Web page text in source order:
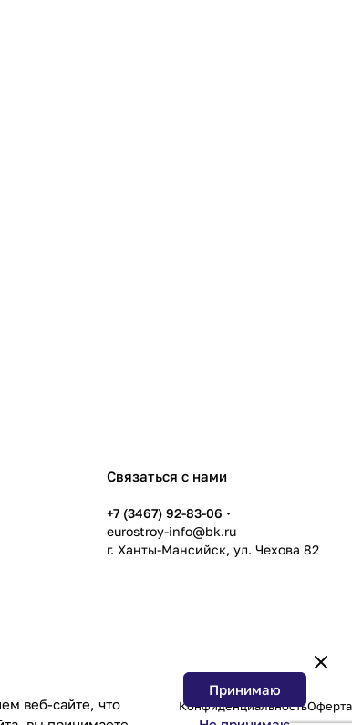
Связаться с нами
+7 (3467) 92-83-06
eurostroy-info@bk.ru
г. Ханты-Мансийск, ул. Чехова 82
КонфиденциальностьОферта
веб-сайте, что
Принимаю